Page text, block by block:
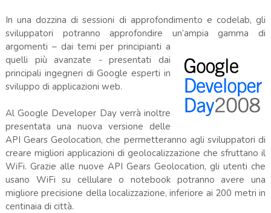
In una dozzina di sessioni di approfondimento e codelab, gli
sviluppatori potranno approfondire un’ampia gamma di
argomenti – dai temi per principianti a
quelli più avanzate - presentati dai
principali ingegneri di Google esperti in
sviluppo di applicazioni web.
Al Google Developer Day verrà inoltre
presentata una nuova versione delle
API Gears Geolocation, che permetteranno agli sviluppatori di
creare migliori applicazioni di geolocalizzazione che sfruttano il
WiFi. Grazie alle nuove API Gears Geolocation, gli utenti che
usano WiFi su cellulare o notebook potranno avere una
migliore precisione della localizzazione, inferiore ai 200 metri in
centinaia di città.